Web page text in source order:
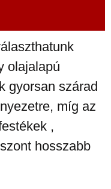
olajalapú
gyorsan szárad
míg az
,
hosszabb